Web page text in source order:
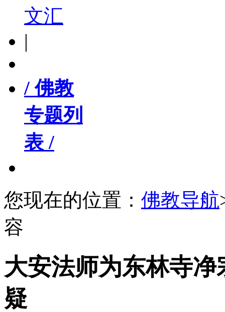
文汇
|
/ 佛教
专题列
表 /
您现在的位置： 佛教导航
容
大安法师为东林寺
疑